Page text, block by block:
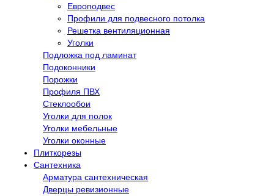
Европодвес
Профили для подвесного потолка
Решетка вентиляционная
Уголки
Подложка под ламинат
Подоконники
Порожки
Профиля ПВХ
Стеклообои
Уголки для полок
Уголки мебельные
Уголки оконные
Плиткорезы
Сантехника
Арматура сантехническая
Дверцы ревизионные